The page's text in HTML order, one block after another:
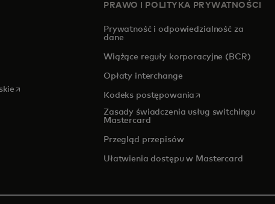
new tab
opens in a new tab
PRAWO I POLITYKA PRYWATNOŚCI
Prywatność i odpowiedzialność za
dane
Wiążące reguły korporacyjne (BCR)
Opłaty interchange
Kodeks postępowania opens in a new tab
Zasady świadczenia usług switchingu
Mastercard
Przegląd przepisów
Ułatwienia dostępu w Mastercard